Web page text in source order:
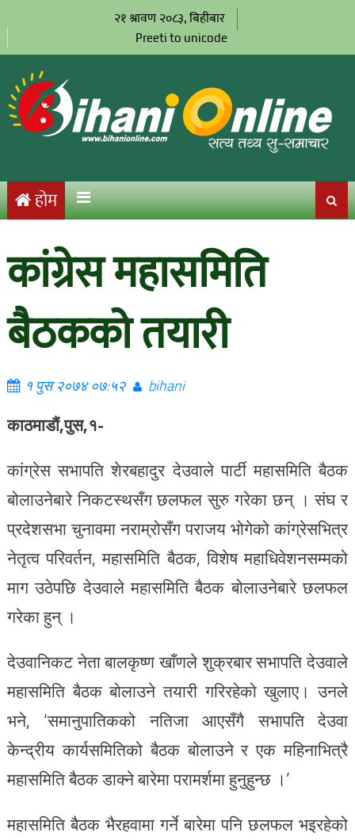
२१ श्रावण २०८३, बिहीबार
Preeti to unicode
होम
कांग्रेस महासमिति
बैठकको तयारी
१ पुस २०७४ ०७:५२ bihani
काठमाडौं,पुस,१-
कांग्रेस सभापति शेरबहादुर देउवाले पार्टी महासमिति बैठक
बोलाउनेबारे निकटस्थसँग छलफल सुरु गरेका छन् । संघ र
प्रदेशसभा चुनावमा नराम्रोसँग पराजय भोगेको कांग्रेसभित्र
नेतृत्व परिवर्तन, महासमिति बैठक, विशेष महाधिवेशनसम्मको
माग उठेपछि देउवाले महासमिति बैठक बोलाउनेबारे छलफल
गरेका हुन् ।
देउवानिकट नेता बालकृष्ण खाँणले शुक्रबार सभापति देउवाले
महासमिति बैठक बोलाउने तयारी गरिरहेको खुलाए। उनले
भने, ‘समानुपातिकको नतिजा आएसँगै सभापति देउवा
केन्द्रीय कार्यसमितिको बैठक बोलाउने र एक महिनाभित्रै
महासमिति बैठक डाक्ने बारेमा परामर्शमा हुनुहुन्छ ।’
महासमिति बैठक भैरहवामा गर्ने बारेमा पनि छलफल भइरहेको